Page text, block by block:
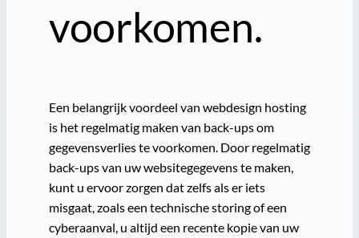
voorkomen.
Een belangrijk voordeel van webdesign hosting
is het regelmatig maken van back-ups om
gegevensverlies te voorkomen. Door regelmatig
back-ups van uw websitegegevens te maken,
kunt u ervoor zorgen dat zelfs als er iets
misgaat, zoals een technische storing of een
cyberaanval, u altijd een recente kopie van uw